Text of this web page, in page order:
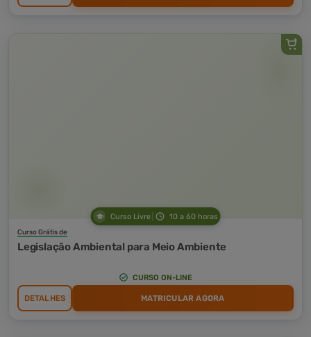
Curso Livre 10 a 60 horas
Curso Grátis de
Legislação Ambiental para Meio Ambiente
CURSO ON-LINE
DETALHES MATRICULAR AGORA